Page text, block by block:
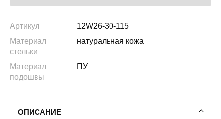
Артикул
12W26-30-115
Материал
стельки
натуральная кожа
Материал
подошвы
ПУ
ОПИСАНИЕ